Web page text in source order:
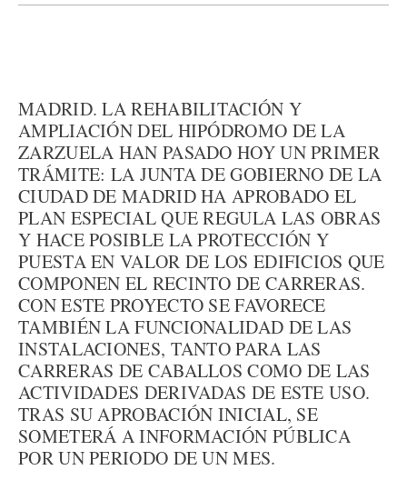
MADRID. LA REHABILITACIÓN Y
AMPLIACIÓN DEL HIPÓDROMO DE LA
ZARZUELA HAN PASADO HOY UN PRIMER
TRÁMITE: LA JUNTA DE GOBIERNO DE LA
CIUDAD DE MADRID HA APROBADO EL
PLAN ESPECIAL QUE REGULA LAS OBRAS
Y HACE POSIBLE LA PROTECCIÓN Y
PUESTA EN VALOR DE LOS EDIFICIOS QUE
COMPONEN EL RECINTO DE CARRERAS.
CON ESTE PROYECTO SE FAVORECE
TAMBIÉN LA FUNCIONALIDAD DE LAS
INSTALACIONES, TANTO PARA LAS
CARRERAS DE CABALLOS COMO DE LAS
ACTIVIDADES DERIVADAS DE ESTE USO.
TRAS SU APROBACIÓN INICIAL, SE
SOMETERÁ A INFORMACIÓN PÚBLICA
POR UN PERIODO DE UN MES.